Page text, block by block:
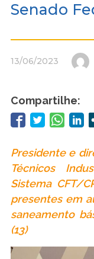
Senado
13/06/2023
Compartilhe:
Presidente e
Técnicos
Sistema CFT/
presentes em
saneamento
(13)